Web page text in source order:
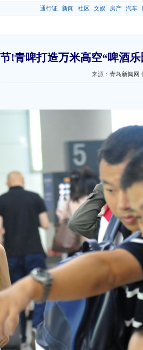
通行证 新闻 社区 文娱 房产 汽车
!青啤打造万米高空“啤酒乐
来源： 青岛新闻网